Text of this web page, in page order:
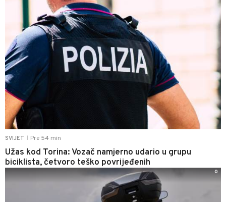
SVIJET Pre 54 min
Užas kod Torina: Vozač namjerno udario u grupu
biciklista, četvoro teško povrijeđenih
0